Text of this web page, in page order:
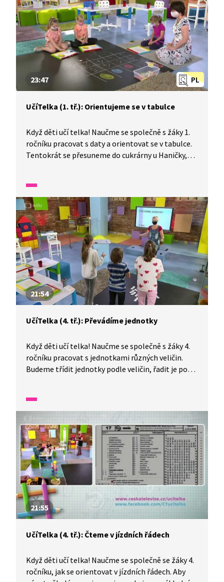
PL
23:47
UčíTelka (1. tř.): Orientujeme se v tabulce
Když děti učí telka! Naučme se společně s žáky 1.
ročníku pracovat s daty a orientovat se v tabulce.
Tentokrát se přesuneme do cukrárny u Haničky,
nad zapeklitými matematickými otázkami a také
zkusíme doplnit označení sloupečků i řádků
do připravené tabulky.
21:54
UčíTelka (4. tř.): Převádíme jednotky
Když děti učí telka! Naučme se společně s žáky 4.
ročníku pracovat s jednotkami různých veličin.
Budeme třídit jednotky podle veličin, řadit je podle
jednotek času, hmotnosti i délky a vyzkoušíme
svůj odhad.
21:55
UčíTelka (4. tř.): Čteme v jízdních řádech
Když děti učí telka! Naučme se společně se žáky 4.
ročníku, jak se orientovat v jízdních řádech. Aby